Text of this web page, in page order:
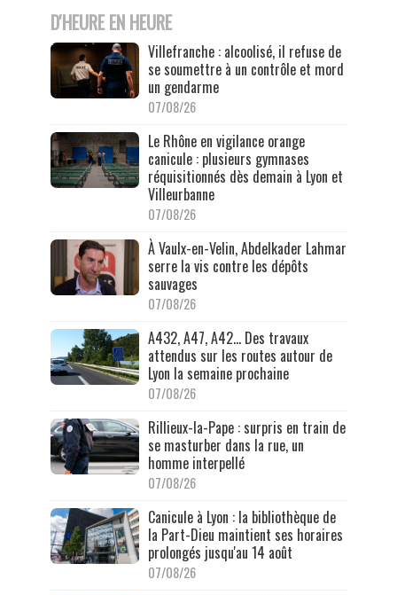
D'HEURE EN HEURE
Villefranche : alcoolisé, il refuse de
se soumettre à un contrôle et mord
un gendarme
07/08/26
Le Rhône en vigilance orange
canicule : plusieurs gymnases
réquisitionnés dès demain à Lyon et
Villeurbanne
07/08/26
À Vaulx-en-Velin, Abdelkader Lahmar
serre la vis contre les dépôts
sauvages
07/08/26
A432, A47, A42… Des travaux
attendus sur les routes autour de
Lyon la semaine prochaine
07/08/26
Rillieux-la-Pape : surpris en train de
se masturber dans la rue, un
homme interpellé
07/08/26
Canicule à Lyon : la bibliothèque de
la Part-Dieu maintient ses horaires
prolongés jusqu'au 14 août
07/08/26